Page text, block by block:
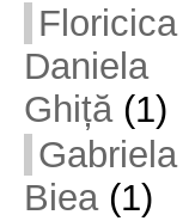
Floricica
Daniela
Ghiță(1)
Gabriela
Biea(1)